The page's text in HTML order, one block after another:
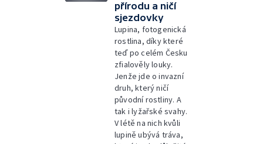
přírodu a ničí
sjezdovky
Lupina, fotogenická
rostlina, díky které
teď po celém Česku
zfialověly louky.
Jenže jde o invazní
druh, který ničí
původní rostliny. A
tak i lyžařské svahy.
V létě na nich kvůli
lupině ubývá tráva,